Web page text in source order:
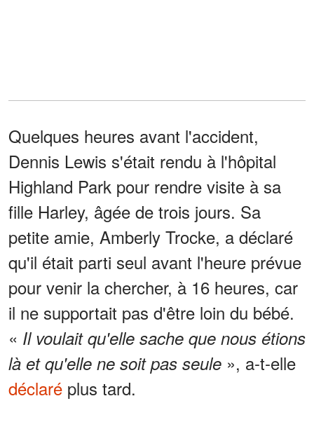
Quelques heures avant l'accident,
Dennis Lewis s'était rendu à l'hôpital
Highland Park pour rendre visite à sa
fille Harley, âgée de trois jours. Sa
petite amie, Amberly Trocke, a déclaré
qu'il était parti seul avant l'heure prévue
pour venir la chercher, à 16 heures, car
il ne supportait pas d'être loin du bébé.
« Il voulait qu'elle sache que nous étions
là et qu'elle ne soit pas seule », a-t-elle
déclaré plus tard.